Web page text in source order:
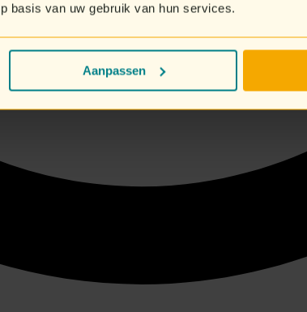
basis van uw gebruik van hun services.
Aanpassen